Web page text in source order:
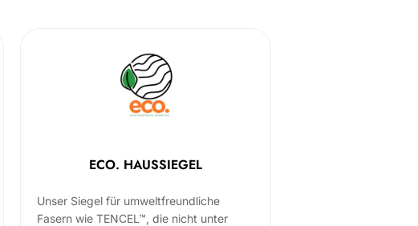
ECO. HAUSSIEGEL
Unser Siegel für umweltfreundliche
Fasern wie TENCEL™, die nicht unter